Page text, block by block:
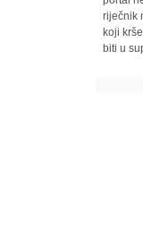
riječnik
koji
biti u